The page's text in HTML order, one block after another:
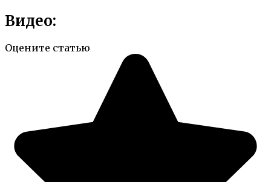
Видео:
Оцените статью